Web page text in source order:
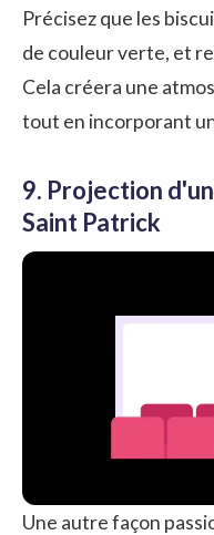
Précisez que les
de couleur verte, et
Cela créera une
tout en incorporant
9. Projection
Saint Patrick
Une autre façon